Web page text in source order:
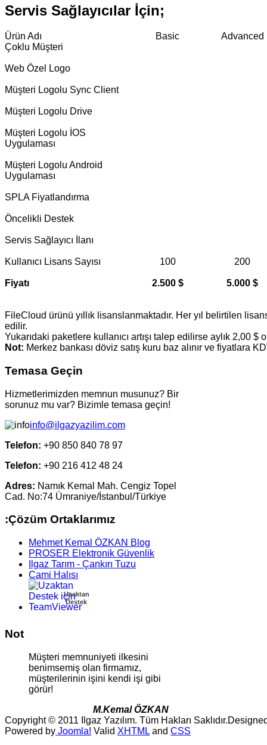
Servis Sağlayıcılar İçin;
Ürün Adı Basic
Advanced
Çoklu Müşteri
Web Özel Logo
Müşteri Logolu Sync Client
Müşteri Logolu Drive
Müşteri Logolu İOS
Uygulaması
Müşteri Logolu Android
Uygulaması
SPLA Fiyatlandırma
Öncelikli Destek
Servis Sağlayıcı İlanı
Kullanıcı Lisans Sayısı 100 200
Fiyatı 2.500 $ 5.000 $
FileCloud ürünü yıllık lisanslanmaktadır. Her yıl belirtilen
edilir.
Yukarıdaki paketlere kullanıcı artışı talep edilirse aylık 2,00 $
Not: Merkez bankası döviz satış kuru baz alınır ve fiyatlara
Temasa Geçin
Hizmetlerimizden memnun musunuz? Bir
sorunuz mu var? Bizimle temasa geçin!
info@ilgazyazilim.com
Telefon: +90 850 840 78 97
Telefon: +90 216 412 48 24
Adres: Namık Kemal Mah. Cengiz Topel
Cad. No:74 Ümraniye/İstanbul/Türkiye
:Çözüm Ortaklarımız
Mehmet Kemal ÖZKAN Blog
PROSER Elektronik Güvenlik
Ilgaz Tarım - Çankırı Tuzu
Cami Halısı
Uzaktan
Destek
Not
Müşteri memnuniyeti ilkesini
benimsemiş olan firmamız,
müşterilerinin işini kendi işi gibi
görür!
M.Kemal ÖZKAN
Copyright © 2011 Ilgaz Yazılım. Tüm Hakları Saklıdır.
Powered by Joomla! Valid XHTML and CSS